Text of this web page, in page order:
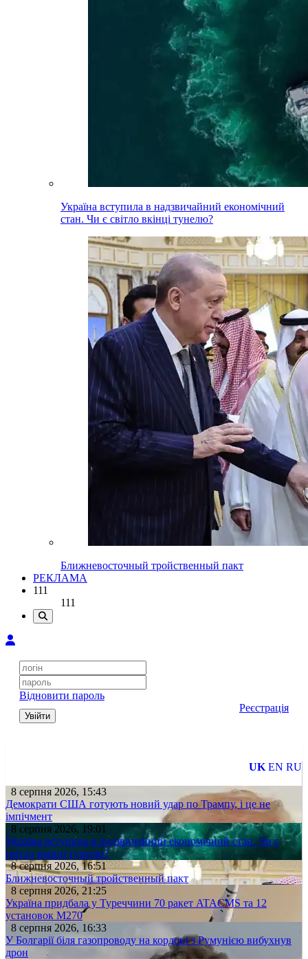
Україна вступила в надзвичайний економічний
стан. Чи є світло вкінці тунелю?
Ближневосточный тройственный пакт
РЕКЛАМА
111
111
Відновити пароль
Увійти
Реєстрація
UK EN RU
8 серпня 2026, 15:43
Демократи США готують новий удар по Трампу, і це не
імпічмент
8 серпня 2026, 19:01
Україна вступила в надзвичайний економічний стан. Чи є
світло вкінці тунелю?
8 серпня 2026, 16:51
Ближневосточный тройственный пакт
8 серпня 2026, 21:25
Україна придбала у Туреччини 70 ракет ATACMS та 12
установок M270
8 серпня 2026, 16:33
У Болгарії біля газопроводу на кордоні з Румунією вибухнув
дрон